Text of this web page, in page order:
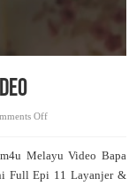
Offon
Live
11
Melayu Video Bapa
Full Epi 11 Layanjer &